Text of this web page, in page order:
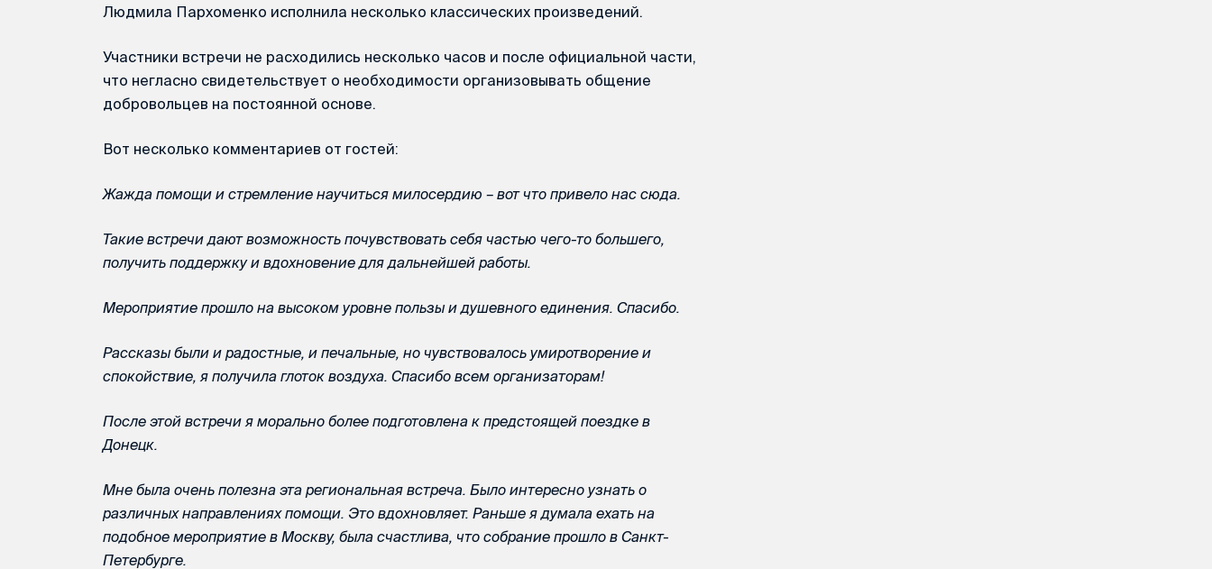
Людмила Пархоменко исполнила несколько классических произведений.
Участники встречи не расходились несколько часов и после официальной части,
что негласно свидетельствует о необходимости организовывать общение
добровольцев на постоянной основе.
Вот несколько комментариев от гостей:
Жажда помощи и стремление научиться милосердию – вот что привело нас сюда.
Такие встречи дают возможность почувствовать себя частью чего-то большего,
получить поддержку и вдохновение для дальнейшей работы.
Мероприятие прошло на высоком уровне пользы и душевного единения. Спасибо.
Рассказы были и радостные, и печальные, но чувствовалось умиротворение и
спокойствие, я получила глоток воздуха. Спасибо всем организаторам!
После этой встречи я морально более подготовлена к предстоящей поездке в
Донецк.
Мне была очень полезна эта региональная встреча. Было интересно узнать о
различных направлениях помощи. Это вдохновляет. Раньше я думала ехать на
подобное мероприятие в Москву, была счастлива, что собрание прошло в Санкт-
Петербурге.